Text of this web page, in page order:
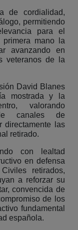
de cordialidad,
permitiendo
para el
mano la
avanzando en
veteranos de la
David Blanes
mostrada y la
valorando
canales de
directamente las
retirado.
con lealtad
en defensa
retirados,
a reforzar su
convencida de
de los
fundamental
española.